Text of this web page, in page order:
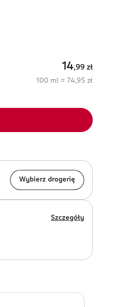
14,99 zł
100 ml = 74,95 zł
Wybierz drogerię
Szczegóły